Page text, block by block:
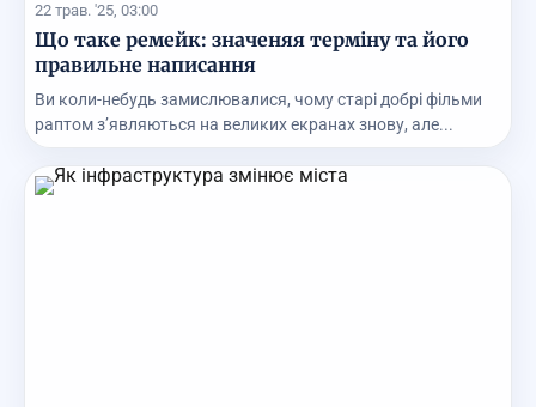
22 трав. '25, 03:00
Що таке ремейк: значеняя терміну та його
правильне написання
Ви коли-небудь замислювалися, чому старі добрі фільми
раптом з’являються на великих екранах знову, але...